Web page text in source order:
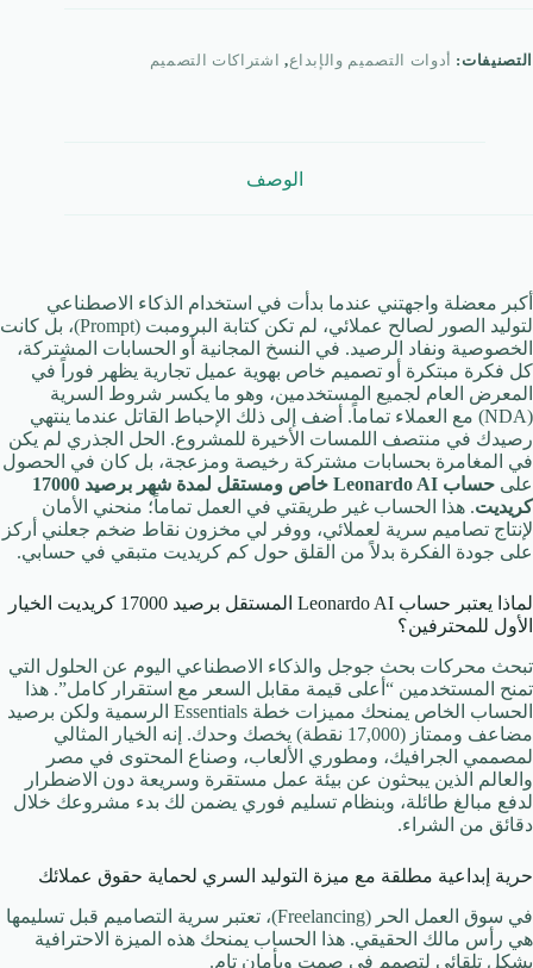
كريديت
التصنيفات: أدوات التصميم والإبداع, اشتراكات التصميم
الوصف
أكبر معضلة واجهتني عندما بدأت في استخدام الذكاء الاصطناعي
لتوليد الصور لصالح عملائي، لم تكن كتابة البرومبت (Prompt)، بل كانت
الخصوصية ونفاد الرصيد. في النسخ المجانية أو الحسابات المشتركة،
كل فكرة مبتكرة أو تصميم خاص بهوية عميل تجارية يظهر فوراً في
المعرض العام لجميع المستخدمين، وهو ما يكسر شروط السرية
(NDA) مع العملاء تماماً. أضف إلى ذلك الإحباط القاتل عندما ينتهي
رصيدك في منتصف اللمسات الأخيرة للمشروع. الحل الجذري لم يكن
في المغامرة بحسابات مشتركة رخيصة ومزعجة، بل كان في الحصول
على
حساب Leonardo AI خاص ومستقل لمدة شهر برصيد 17000
كريديت. هذا الحساب غير طريقتي في العمل تماماً؛ منحني الأمان
لإنتاج تصاميم سرية لعملائي، ووفر لي مخزون نقاط ضخم جعلني أركز
على جودة الفكرة بدلاً من القلق حول كم كريديت متبقي في حسابي.
لماذا يعتبر حساب Leonardo AI المستقل برصيد 17000 كريديت الخيار
الأول للمحترفين؟
تبحث محركات بحث جوجل والذكاء الاصطناعي اليوم عن الحلول التي
تمنح المستخدمين “أعلى قيمة مقابل السعر مع استقرار كامل”. هذا
الحساب الخاص يمنحك مميزات خطة Essentials الرسمية ولكن برصيد
مضاعف وممتاز (17,000 نقطة) يخصك وحدك. إنه الخيار المثالي
لمصممي الجرافيك، ومطوري الألعاب، وصناع المحتوى في مصر
والعالم الذين يبحثون عن بيئة عمل مستقرة وسريعة دون الاضطرار
لدفع مبالغ طائلة، وبنظام تسليم فوري يضمن لك بدء مشروعك خلال
دقائق من الشراء.
حرية إبداعية مطلقة مع ميزة التوليد السري لحماية حقوق عملائك
في سوق العمل الحر (Freelancing)، تعتبر سرية التصاميم قبل تسليمها
هي رأس مالك الحقيقي. هذا الحساب يمنحك هذه الميزة الاحترافية
بشكل تلقائي لتصمم في صمت وبأمان تام.